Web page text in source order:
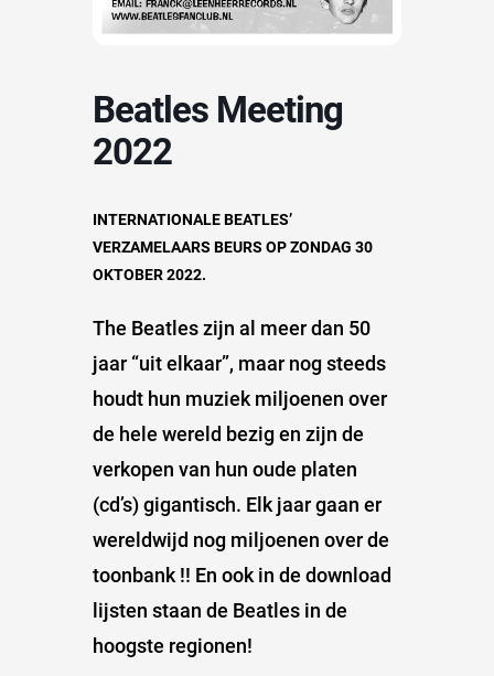
Beatles Meeting
2022
INTERNATIONALE BEATLES’
VERZAMELAARS BEURS OP ZONDAG 30
OKTOBER 2022.
The Beatles zijn al meer dan 50
jaar “uit elkaar”, maar nog steeds
houdt hun muziek miljoenen over
de hele wereld bezig en zijn de
verkopen van hun oude platen
(cd’s) gigantisch. Elk jaar gaan er
wereldwijd nog miljoenen over de
toonbank !! En ook in de download
lijsten staan de Beatles in de
hoogste regionen!